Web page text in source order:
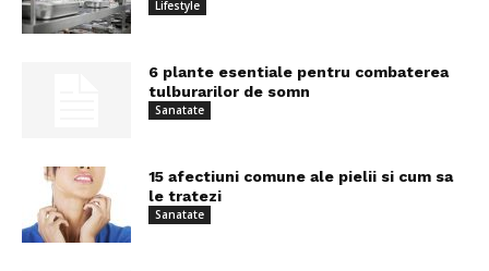
Lifestyle
6 plante esentiale pentru combaterea
tulburarilor de somn
Sanatate
15 afectiuni comune ale pielii si cum sa
le tratezi
Sanatate